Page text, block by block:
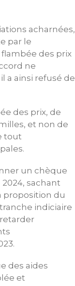
acharnées,
par le
des prix
ne
a ainsi refusé de
des prix, de
et non de
tout
un chèque
sachant
proposition du
indiciaire
des aides
et